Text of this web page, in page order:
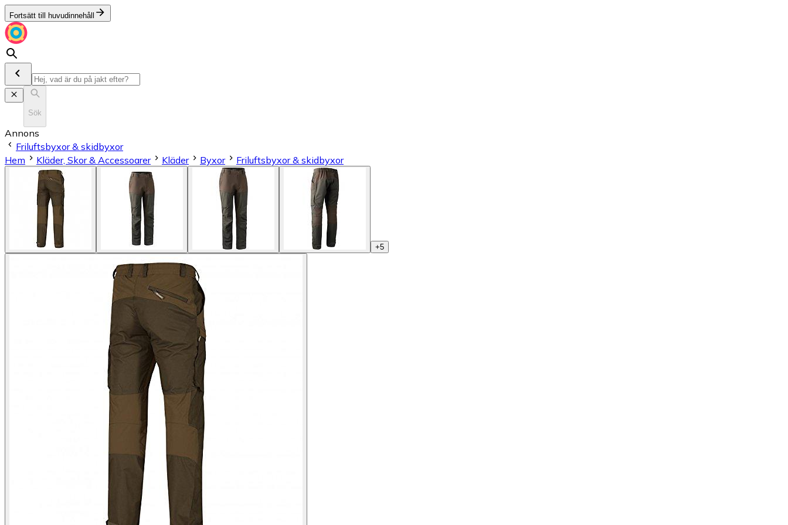
Fortsätt till huvudinnehåll
Sök
Annons
Friluftsbyxor & skidbyxor
Hem
Kläder, Skor & Accessoarer Kläder Byxor Friluftsbyxor & skidbyxor
+5